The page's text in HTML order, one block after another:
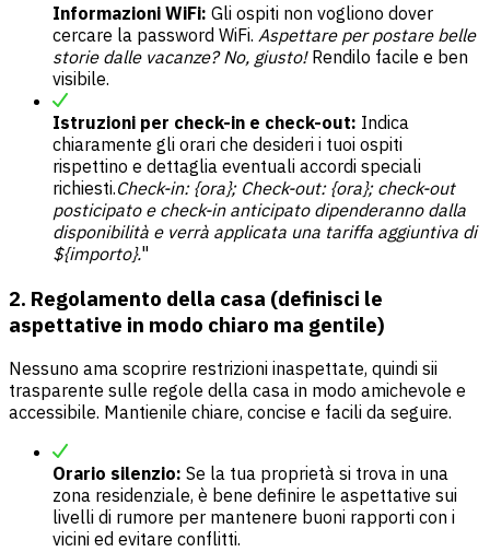
Informazioni WiFi: Gli ospiti non vogliono dover
cercare la password WiFi. Aspettare per postare belle
storie dalle vacanze? No, giusto!Rendilo facile e ben
visibile.
Istruzioni per check-in e check-out: Indica
chiaramente gli orari che desideri i tuoi ospiti
rispettino e dettaglia eventuali accordi speciali
richiesti.Check-in: {ora}; Check-out: {ora}; check-out
posticipato e check-in anticipato dipenderanno dalla
disponibilità e verrà applicata una tariffa aggiuntiva di
${importo}."
2. Regolamento della casa (definisci le
aspettative in modo chiaro ma gentile)
Nessuno ama scoprire restrizioni inaspettate, quindi sii
trasparente sulle regole della casa in modo amichevole e
accessibile. Mantienile chiare, concise e facili da seguire.
Orario silenzio: Se la tua proprietà si trova in una
zona residenziale, è bene definire le aspettative sui
livelli di rumore per mantenere buoni rapporti con i
vicini ed evitare conflitti.